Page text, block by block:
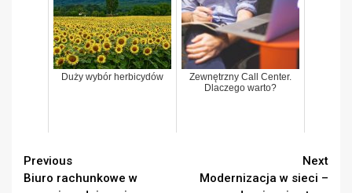
Duży wybór herbicydów
Zewnętrzny Call Center.
Dlaczego warto?
Continue
Previous
Biuro rachunkowe w
Next
Modernizacja w sieci –